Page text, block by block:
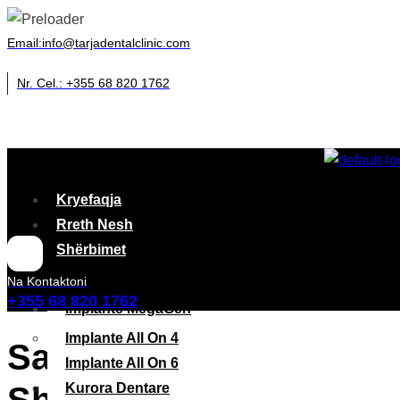
Skip
content
Email:info@tarjadentalclinic.com
Nr. Cel.: +355 68 820 1762
Kryefaqja
Rreth Nesh
Shërbimet
Implante Dentare
Implante MegaGen
Implante All On 4
Implante All On 6
Kurora Dentare
Na Kontaktoni
+355 68 820 1762
Sa kushton një